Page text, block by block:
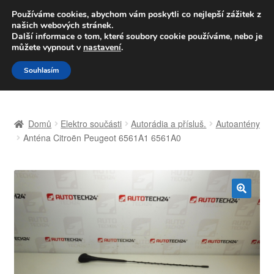
DOPRAVA od 139,-Kč
Volejte po-pá 9-16 704 494 494
Přeskočit
na
navigaci
Přejít
k
obsahu
Celosvětová doprava
Kontakt
Domů Elektro součásti Autorádia a přísluš.
Autoantény
Anténa Citroën Peugeot 6561A1 6561A0
🔍
Používáme cookies, abychom vám poskytli co nejlepší zážitek z
našich webových stránek.
Další informace o tom, které soubory cookie používáme, nebo je
můžete vypnout v nastavení.
Souhlasím